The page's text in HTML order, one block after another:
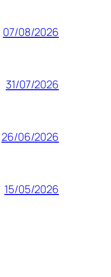
07/08/2026
31/07/2026
26/06/2026
15/05/2026